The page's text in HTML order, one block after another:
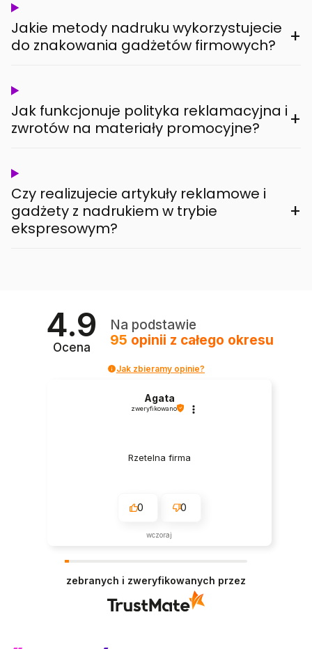
Jakie metody nadruku wykorzystujecie
do znakowania gadżetów firmowych?
+
Jak funkcjonuje polityka reklamacyjna i
zwrotów na materiały promocyjne?
+
Czy realizujecie artykuły reklamowe i
gadżety z nadrukiem w trybie
ekspresowym?
+
4.9
Ocena
Na podstawie
95 opinii z całego okresu
Jak zbieramy opinie?
Agata
zweryfikowano
Rzetelna firma
0 0
wczoraj
zebranych i zweryfikowanych przez